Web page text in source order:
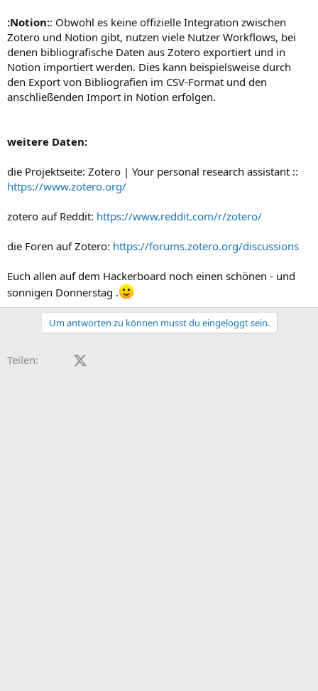
:Notion:: Obwohl es keine offizielle Integration zwischen
Zotero und Notion gibt, nutzen viele Nutzer Workflows, bei
denen bibliografische Daten aus Zotero exportiert und in
Notion importiert werden. Dies kann beispielsweise durch
den Export von Bibliografien im CSV-Format und den
anschließenden Import in Notion erfolgen.
weitere Daten:
die Projektseite: Zotero | Your personal research assistant ::
https://www.zotero.org/
zotero auf Reddit: https://www.reddit.com/r/zotero/
die Foren auf Zotero: https://forums.zotero.org/discussions
Euch allen auf dem Hackerboard noch einen schönen - und
sonnigen Donnerstag .
Um antworten zu können musst du eingeloggt sein.
Teilen: Facebook